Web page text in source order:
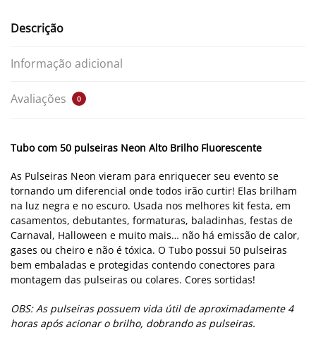
Descrição
Informação adicional
Avaliações 0
Tubo com 50 pulseiras Neon Alto Brilho Fluorescente
As Pulseiras Neon vieram para enriquecer seu evento se
tornando um diferencial onde todos irão curtir! Elas brilham
na luz negra e no escuro. Usada nos melhores kit festa, em
casamentos, debutantes, formaturas, baladinhas, festas de
Carnaval, Halloween e muito mais… não há emissão de calor,
gases ou cheiro e não é tóxica. O Tubo possui 50 pulseiras
bem embaladas e protegidas contendo conectores para
montagem das pulseiras ou colares. Cores sortidas!
OBS: As pulseiras possuem vida útil de aproximadamente 4
horas após acionar o brilho, dobrando as pulseiras.